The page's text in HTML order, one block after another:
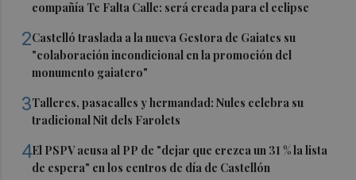
compañía Te Falta Calle: será creada para el eclipse
2Castelló traslada a la nueva Gestora de Gaiates su
"colaboración incondicional en la promoción del
monumento gaiatero"
3Talleres, pasacalles y hermandad: Nules celebra su
tradicional Nit dels Farolets
4El PSPV acusa al PP de "dejar que crezca un 31 % la lista
de espera" en los centros de día de Castellón